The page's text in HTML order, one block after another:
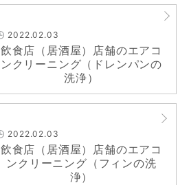
2022.02.03
飲食店（居酒屋）店舗のエアコ
ンクリーニング（ドレンパンの
洗浄）
2022.02.03
飲食店（居酒屋）店舗のエアコ
ンクリーニング（フィンの洗
浄）